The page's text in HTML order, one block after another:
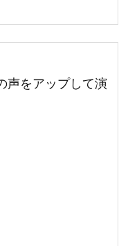
声をアップして演